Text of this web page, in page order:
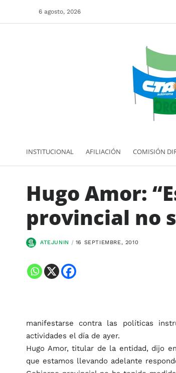
6 agosto, 2026
INSTITUCIONAL AFILIACIÓN COMISIÓN
Hugo Amor:
provincial no
ATEJUNIN 16 SEPTIEMBRE, 2010
manifestarse contra las políticas
actividades el día de ayer.
Hugo Amor, titular de la entidad, dijo
que estamos llevando adelante